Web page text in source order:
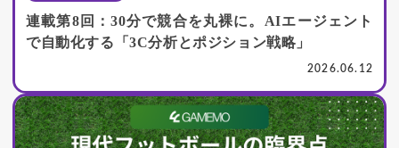
連載第8回：30分で競合を丸裸に。AIエージェント
で自動化する「3C分析とポジション戦略」
2026.06.12